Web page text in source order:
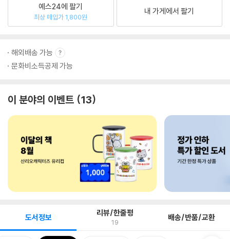
예스24에 팔기
최상 매입가 1,800원
내 가게에서 팔기
해외배송 가능
문화비소득공제 가능
이 분야의 이벤트 13
도서정보 리뷰/한줄평
19 배송/반품/교환